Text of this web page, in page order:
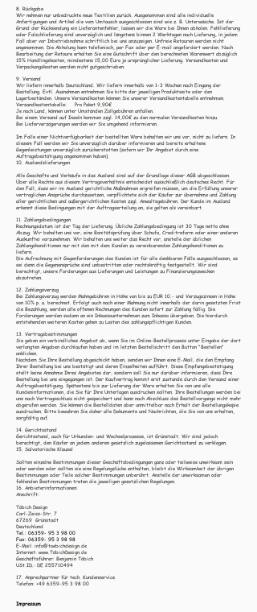
8. Rückgabe
Wir nehmen nur unbedruckte neue Textilien zurück. Ausgenommen sind alle individuelle
Anfertigungen und Artikel die vom Umtausch ausgeschlossen sind wie z. B. Unterwäsche. Ist der
Grund der Rücksendung ein Lieferantenfehler, lassen wir die Ware bei Ihnen abholen. Fehllieferung
oder Falschlieferung sind unverzüglich und längstens binnen 2 Werktagen nach Lieferung, in jedem
Fall aber vor Inbetriebnahme schriftlich bei uns anzuzeigen. Unfreie Retouren werden nicht
angenommen. Die Abholung kann telefonisch, per Fax oder per E-mail angefordert werden. Nach
Bearbeitung der Retoure erhalten Sie eine Gutschrift über den berechneten Warenwert abzüglich
15% Handlingskosten, mindestens 15,00 Euro je ursprünglicher Lieferung. Versandkosten und
Verpackungskosten werden nicht gutgeschrieben.
9. Versand
Wir liefern innerhalb Deutschland. Wir liefern innerhalb von 1-3 Wochen nach Eingang der
Bestellung. Evtl. Ausnahmen entnehmen Sie bitte der jeweiligen Produktseite oder den
Lagerbeständen. Unsere Versandkosten können Sie unserer Versandkostentabelle entnehmen.
Versandkostentabelle: Pro Paket 9,90€
Je nach Land, können unter Umständen Zollgebühren anfallen.
Bei einem Versand auf Inseln kommen zzgl. 14,00€ zu den normalen Versandkosten hinzu.
Bei Lieferverzögerungen werden wir Sie umgehend informieren.
Im Falle einer Nichtverfügbarkeit der bestellten Ware behalten wir uns vor, nicht zu liefern. In
diesem Fall werden wir Sie unverzüglich darüber informieren und bereits erhaltene
Gegenleistungen unverzüglich zurückerstatten (sofern wir Ihr Angebot durch eine
Auftragsbestätigung angenommen haben).
10. Auslandslieferungen
Alle Geschäfte und Verkäufe in das Ausland sind auf der Grundlage dieser AGB abgeschlossen.
Über alle Rechte aus diesem Vertragsverhältnis entscheidet ausschließlich deutsches Recht. Für
den Fall, dass wir im Ausland gerichtliche Maßnahmen ergreifen müssen, um die Erfüllung unserer
vertraglichen Ansprüche durchzusetzen, verpflichtete sich der Käufer zur übernahme und Zahlung
aller gerichtlichen und außergerichtlichen Kosten zzgl. Anwaltsgebühren. Der Kunde im Ausland
erkennt diese Bedingungen mit der Auftragserteilung an, sie gelten als vereinbart.
11. Zahlungsbedingungen
Rechnungsdatum ist der Tag der Lieferung. Übliche Zahlungsbedingung ist 30 Tage netto ohne
Abzug. Wir behalten uns vor, eine Bonitätsprüfung über Schufa, Creditreform oder einer anderen
Auskunftei vorzunehmen. Wir behalten uns weiter das Recht vor, anstelle der üblichen
Zahlungskonditionen nur mit den mit dem Kunden zu vereinbarenden Zahlungskonditionen zu
liefern.
Die Aufrechnung mit Gegenforderungen des Kunden ist für alle denkbaren Fälle ausgeschlossen, es
sei denn die Gegenansprüche sind unbestritten oder rechtskräftig festgestellt. Wir sind
berechtigt, unsere Forderungen aus Lieferungen und Leistungen zu Finanzierungszwecken
abzutreten.
12. Zahlungsverzug
Bei Zahlungsverzug werden Mahngebühren in Höhe von bis zu EUR 10.- und Verzugszinsen in Höhe
von 10% p. a. berechnet. Erfolgt auch nach einer Mahnung nicht innerhalb der darin gesetzten Frist
die Bezahlung, werden alle offenen Rechnungen des Kunden sofort zur Zahlung fällig. Die
Forderungen werden sodann an ein Inkassounternehmen zum Inkasso übergeben. Die hierdurch
entstehenden weiteren Kosten gehen zu Lasten des zahlungspflichtigen Kunden.
13. Vertragsbestimmungen
Sie geben ein verbindliches Angebot ab, wenn Sie im Online-Bestellprozess unter Eingabe der dort
verlangten Angaben durchlaufen haben und im letzten Bestellschritt den Button "Bestellen"
anklicken.
Nachdem Sie Ihre Bestellung abgeschickt haben, senden wir Ihnen eine E-Mail, die den Empfang
Ihrer Bestellung bei uns bestätigt und deren Einzelheiten aufführt. Diese Empfangsbestätigung
stellt keine Annahme Ihres Angebotes dar, sondern soll Sie nur darüber informieren, dass Ihre
Bestellung bei uns eingegangen ist. Der Kaufvertrag kommt erst zustande durch den Versand einer
Auftragsbestätigung. Spätestens bis zur Lieferung der Ware erhalten Sie von uns alle
Kundeninformationen, die Sie für Ihre Unterlagen ausdrucken sollten. Ihre Bestellungen werden bei
uns nach Vertragsschluss nicht gespeichert und kann nach Abschluss des Bestellvorgangs nicht mehr
abgerufen werden. Sie können die Bestelldaten aber unmittelbar nach Erhalt der Bestellungskopie
ausdrucken. Bitte bewahren Sie daher alle Dokumente und Nachrichten, die Sie von uns erhalten,
sorgfältig auf.
14. Gerichtsstand
Gerichtsstand, auch für Urkunden- und Wechselprozesse, ist Grünstadt. Wir sind jedoch
berechtigt, den Käufer an jedem anderen gesetzlich zugelassenen Gerichtsstand zu verklagen.
15. Salvatorische Klausel
Sollten einzelne Bestimmungen dieser Geschäftsbedingungen ganz oder teilweise unwirksam sein
oder werden oder sollten sie eine Regelungslücke enthalten, bleibt die Wirksamkeit der übrigen
Bestimmungen oder Teile solcher Bestimmungen unberührt. Anstelle der unwirksamen oder
fehlenden Bestimmungen treten die jeweiligen gesetzlichen Regelungen.
16. Anbieterinformationen:
Anschrift:
Töbich Design
Carl-Zeiss-Str. 7
67269 Grünstadt
Deutschland
Tel.: 06359- 95 3 98 00
Fax: 06359- 95 3 98 98
E-Mail: info@toebichdesign.de
Internet: www.TöbichDesign.de
Geschäftsführer: Benjamin Töbich
USt.ID.: DE 255710494
17. Anprechpartner für tech. Kundenservice
Telefon: +49 6359-95 3 98 00
Impressum